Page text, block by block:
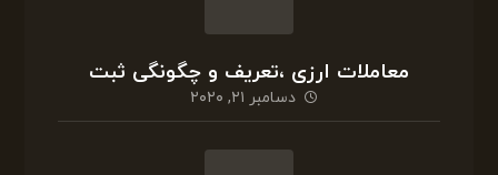
معاملات ارزی ،تعریف و چگونگی ثبت
دسامبر ۲۱, ۲۰۲۰